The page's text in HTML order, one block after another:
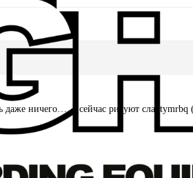
даже ничего…. а сейчас рисуют